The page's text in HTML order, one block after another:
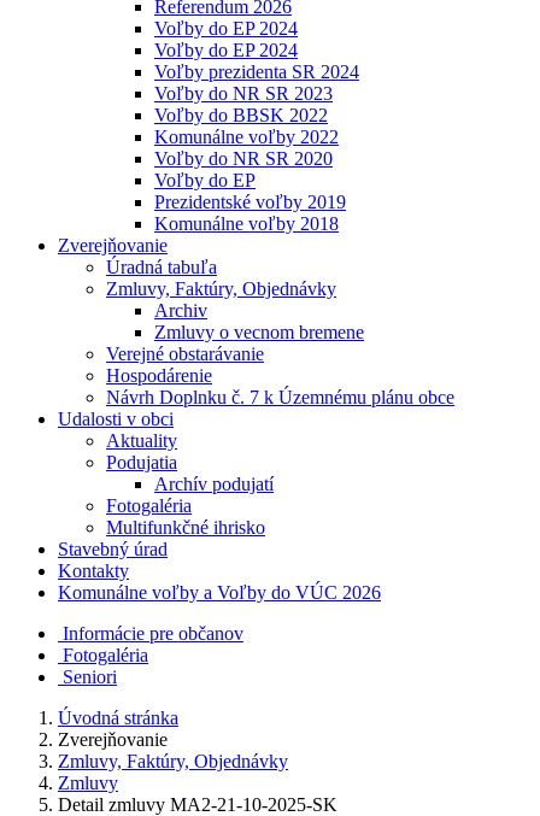
Referendum 2026
Voľby do EP 2024
Voľby do EP 2024
Voľby prezidenta SR 2024
Voľby do NR SR 2023
Voľby do BBSK 2022
Komunálne voľby 2022
Voľby do NR SR 2020
Voľby do EP
Prezidentské voľby 2019
Komunálne voľby 2018
Zverejňovanie
Úradná tabuľa
Zmluvy, Faktúry, Objednávky
Archiv
Zmluvy o vecnom bremene
Verejné obstarávanie
Hospodárenie
Návrh Doplnku č. 7 k Územnému plánu obce
Udalosti v obci
Aktuality
Podujatia
Archív podujatí
Fotogaléria
Multifunkčné ihrisko
Stavebný úrad
Kontakty
Komunálne voľby a Voľby do VÚC 2026
Informácie pre občanov
Fotogaléria
Seniori
Úvodná stránka
Zverejňovanie
Zmluvy, Faktúry, Objednávky
Zmluvy
Detail zmluvy MA2-21-10-2025-SK